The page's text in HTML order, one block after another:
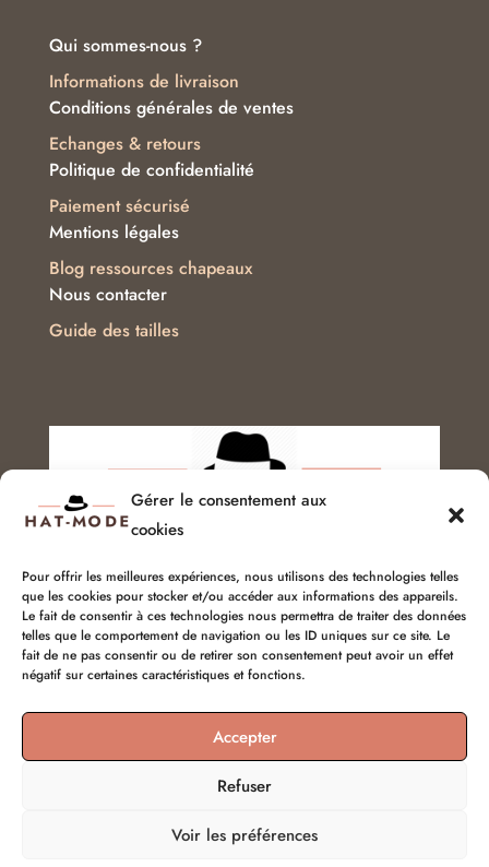
Gérer le consentement aux
cookies
Pour offrir les meilleures expériences, nous utilisons des technologies telles
que les cookies pour stocker et/ou accéder aux informations des appareils.
Le fait de consentir à ces technologies nous permettra de traiter des données
telles que le comportement de navigation ou les ID uniques sur ce site. Le
fait de ne pas consentir ou de retirer son consentement peut avoir un effet
négatif sur certaines caractéristiques et fonctions.
Accepter
Refuser
Voir les préférences
Qui sommes-nous ?
Conditions générales de ventes
Politique de confidentialité
Mentions légales
Nous contacter
Informations de livraison
Echanges & retours
Paiement sécurisé
Blog ressources chapeaux
Guide des tailles
Service client :
06 51 04 04 85
chapellerie@hat-mode.com